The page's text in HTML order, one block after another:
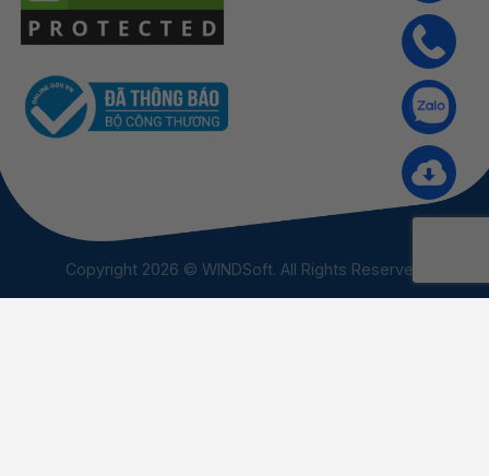
Copyright 2026 © WINDSoft. All Rights Reserved